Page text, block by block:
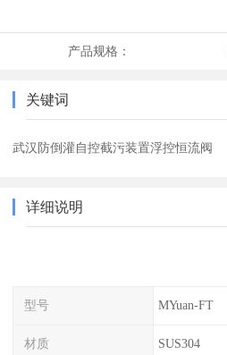
产品规格：
关键词
武汉防倒灌自控截污装置浮控恒流阀
详细说明
型号 MYuan-FT
材质 SUS304